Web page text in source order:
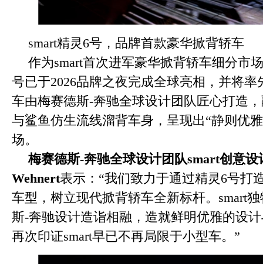
smart精灵6号，品牌首款豪华掀背轿车
作为smart首次进军豪华掀背轿车细分市
号已于2026品牌之夜完成全球亮相，并将
车由梅赛德斯-奔驰全球设计团队匠心打造
与鲨鱼仿生流线溜背车身，呈现出“静则优
场。
梅赛德斯-奔驰全球设计团队smart创意设
Wehnert表示：“我们致力于通过精灵6号打
车型，树立现代掀背轿车全新标杆。smart
斯-奔驰设计造诣相融，造就鲜明优雅的设
再次印证smart早已不再局限于小型车。”